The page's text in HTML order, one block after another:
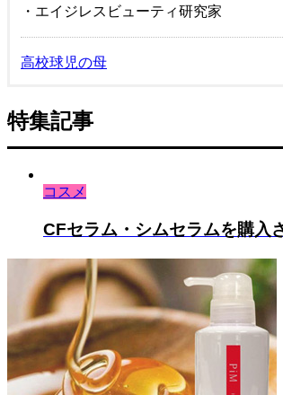
・エイジレスビューティ研究家
高校球児の母
特集記事
コスメ
CFセラム・シムセラムを購入